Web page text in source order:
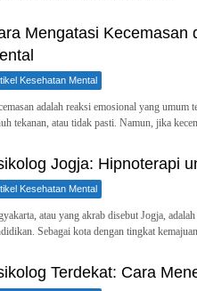
Mengatasi Kecemasan
Kesehatan Mental
adalah reaksi emosional yang umum
tekanan, atau tidak pasti. Namun, jika
Jogja: Hipnoterapi
Kesehatan Mental
atau yang akrab disebut Jogja,
Sebagai kota dengan tingkat
Terdekat: Cara